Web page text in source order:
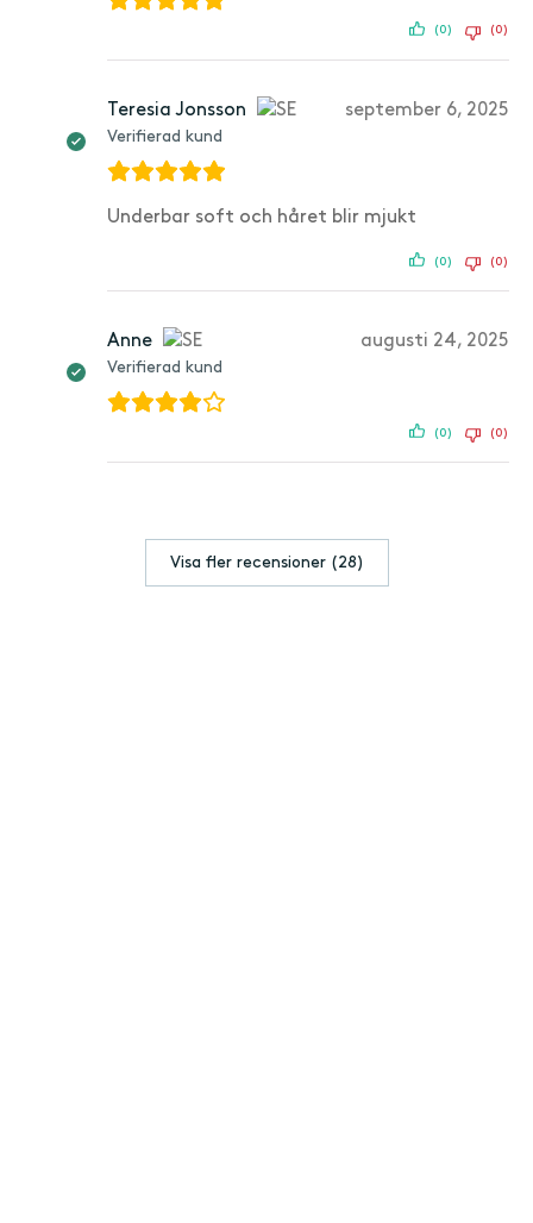
(0) (0)
Teresia Jonsson
Verifierad kund
september 6, 2025
Underbar soft och håret blir mjukt
(0) (0)
Anne
Verifierad kund
augusti 24, 2025
(0) (0)
Visa fler recensioner (28)